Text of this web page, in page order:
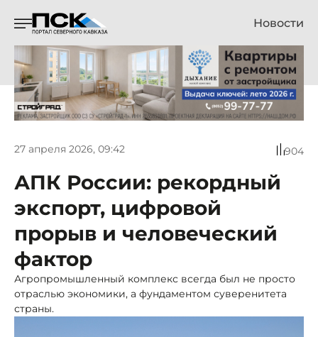
Новости
27 апреля 2026, 09:42 904
АПК России: рекордный
экспорт, цифровой
прорыв и человеческий
фактор
Агропромышленный комплекс всегда был не просто
отраслью экономики, а фундаментом суверенитета
страны.